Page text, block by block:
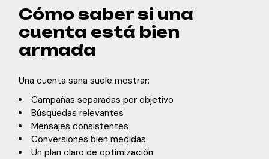
Cómo saber si una
cuenta está bien
armada
Una cuenta sana suele mostrar:
Campañas separadas por objetivo
Búsquedas relevantes
Mensajes consistentes
Conversiones bien medidas
Un plan claro de optimización